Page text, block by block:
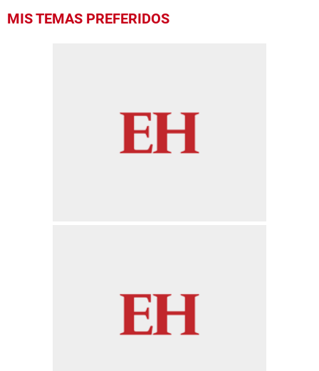
MIS TEMAS PREFERIDOS